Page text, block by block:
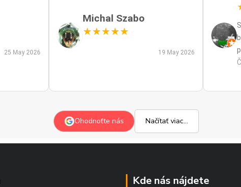
25 May 2026
Michal Szabo
★★★★★
19 May 2026
Ohodnoťte nás Načítať viac...
Kde nás nájdete